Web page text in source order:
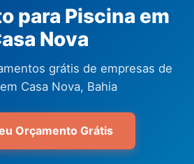
para Piscina em
Nova
grátis de empresas de
Casa Nova, Bahia
Orçamento Grátis